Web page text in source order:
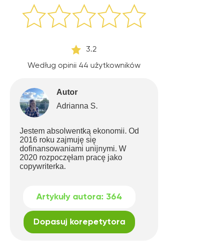
3.2
Według opinii 44 użytkowników
Autor
Adrianna S.
Jestem absolwentką ekonomii. Od
2016 roku zajmuję się
dofinansowaniami unijnymi. W
2020 rozpoczęłam pracę jako
copywriterka.
Artykuły autora: 364
Dopasuj korepetytora